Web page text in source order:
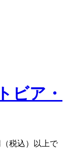
（税込）以上で